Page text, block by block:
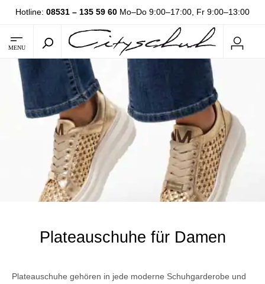
Hotline: 08531 – 135 59 60 Mo–Do 9:00–17:00, Fr 9:00–13:00
MENU
Plateauschuhe für Damen
Plateauschuhe gehören in jede moderne Schuhgarderobe und